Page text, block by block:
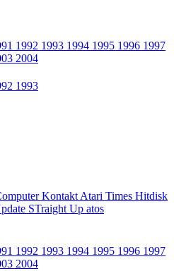
1992 1993 1994 1995 1996 1997
2004
1993
Kontakt Atari Times Hitdisk
STraight Up atos
1992 1993 1994 1995 1996 1997
2004